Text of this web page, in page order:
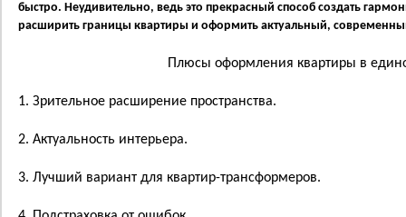
быстро. Неудивительно, ведь это прекрасный способ создать
расширить границы квартиры и оформить актуальный,
Плюсы оформления квартиры в
1. Зрительное расширение пространства.
2. Актуальность интерьера.
3. Лучший вариант для квартир-трансформеров.